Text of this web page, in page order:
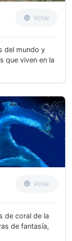
Votar
del mundo y
que viven en la
Votar
de coral de la
de fantasía,